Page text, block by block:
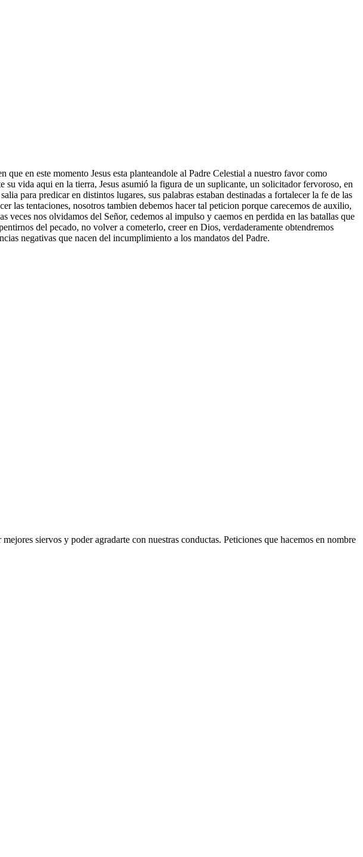
en este momento Jesus esta planteandole al Padre Celestial a nuestro favor como
su vida aqui en la tierra, Jesus asumió la figura de un suplicante, un solicitador fervoroso, en
para predicar en distintos lugares, sus palabras estaban destinadas a fortalecer la fe de las
las tentaciones, nosotros tambien debemos hacer tal peticion porque carecemos de auxilio,
veces nos olvidamos del Señor, cedemos al impulso y caemos en perdida en las batallas que
del pecado, no volver a cometerlo, creer en Dios, verdaderamente obtendremos
negativas que nacen del incumplimiento a los mandatos del Padre.
siervos y poder agradarte con nuestras conductas. Peticiones que hacemos en nombre